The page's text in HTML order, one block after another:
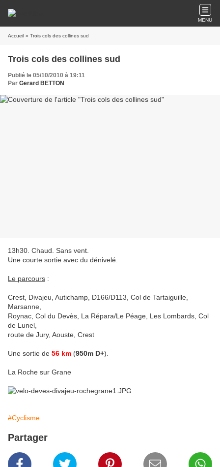
MENU
Accueil » Trois cols des collines sud
Trois cols des collines sud
Publié le 05/10/2010 à 19:11
Par Gerard BETTON
13h30. Chaud. Sans vent.
Une courte sortie avec du dénivelé.
Le parcours :
Crest, Divajeu, Autichamp, D166/D113, Col de Tartaiguille,
Marsanne,
Roynac, Col du Devès, La Répara/Le Péage, Les Lombards, Col
de Lunel,
route de Jury, Aouste, Crest
Une sortie de 56 km (950m D+).
La Roche sur Grane
#Cyclisme
Partager